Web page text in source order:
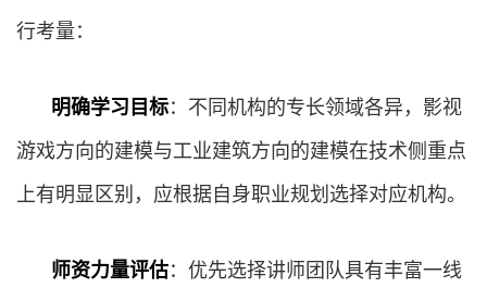
行考量：
明确学习目标：不同机构的专长领域各异，影视
游戏方向的建模与工业建筑方向的建模在技术侧重点
上有明显区别，应根据自身职业规划选择对应机构。
师资力量评估：优先选择讲师团队具有丰富一线